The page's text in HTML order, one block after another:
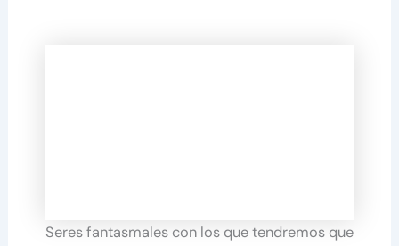
Seres fantasmales con los que tendremos que